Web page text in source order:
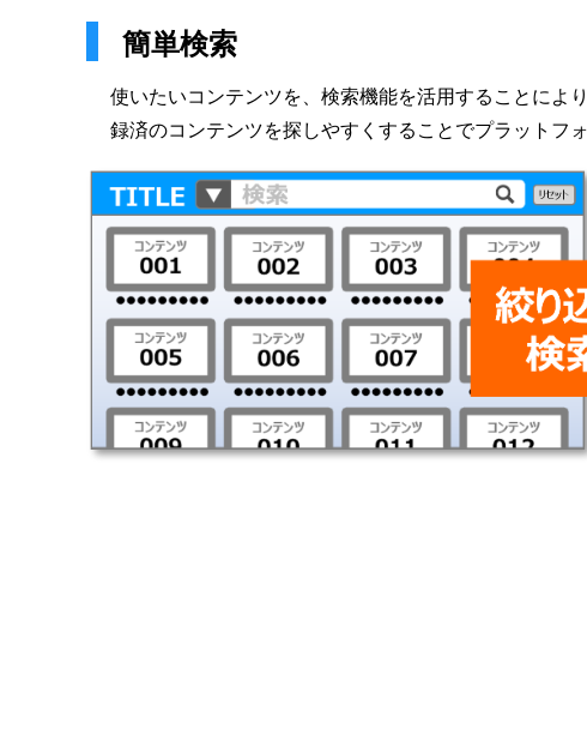
簡単検索
使いたいコンテンツを、検索機能を活用することによ
録済のコンテンツを探しやすくすることでプラットフ